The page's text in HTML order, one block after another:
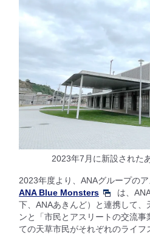
2023年7月に新設された
2023年度より、ANAグループの
ANA Blue Monsters
は、
下、ANAあきんど）と連携して、
ンと「市民とアスリートの交流
ての天草市民がそれぞれのライフ